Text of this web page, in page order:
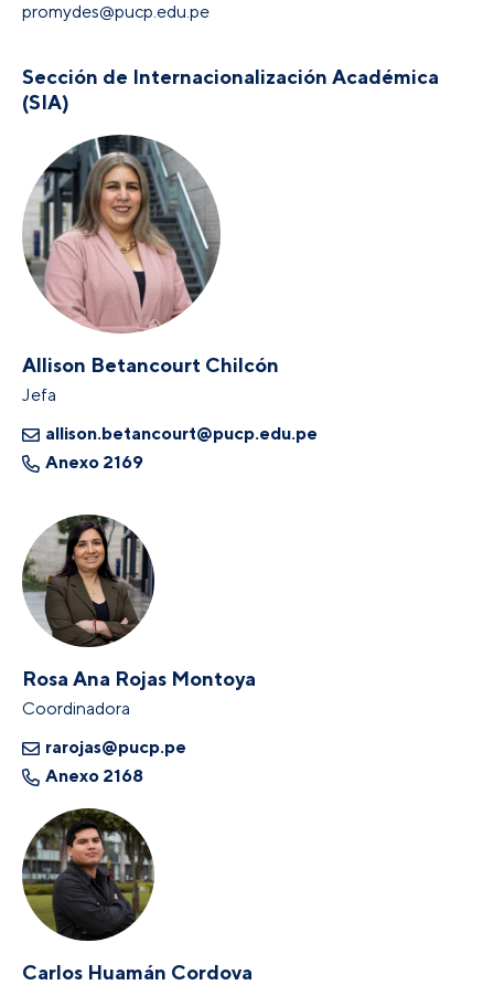
promydes@pucp.edu.pe
Sección de Internacionalización Académica
(SIA)
Allison Betancourt Chilcón
Jefa
allison.betancourt@pucp.edu.pe
Anexo 2169
Rosa Ana Rojas Montoya
Coordinadora
rarojas@pucp.pe
Anexo 2168
Carlos Huamán Cordova